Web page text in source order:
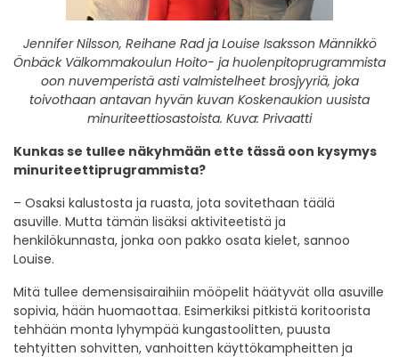
Jennifer Nilsson, Reihane Rad ja Louise Isaksson Männikkö
Önbäck Välkommakoulun Hoito- ja huolenpitoprugrammista
oon nuvemperistä asti valmistelheet brosjyyriä, joka
toivothaan antavan hyvän kuvan Koskenaukion uusista
minuriteettiosastoista. Kuva: Privaatti
Kunkas se tullee näkyhmään ette tässä oon kysymys
minuriteettiprugrammista?
– Osaksi kalustosta ja ruasta, jota sovitethaan täälä
asuville. Mutta tämän lisäksi aktiviteetistä ja
henkilökunnasta, jonka oon pakko osata kielet, sannoo
Louise.
Mitä tullee demensisairaihiin mööpelit häätyvät olla asuville
sopivia, hään huomaottaa. Esimerkiksi pitkistä koritoorista
tehhään monta lyhympää kungastoolitten, puusta
tehtyitten sohvitten, vanhoitten käyttökampheitten ja